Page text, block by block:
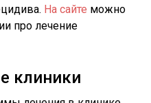
На сайте можно
про лечение
клиники